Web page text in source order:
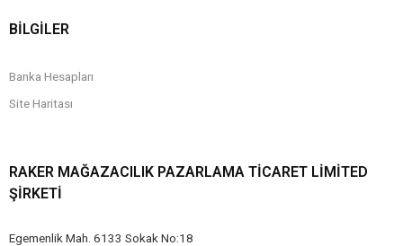
BİLGİLER
Banka Hesapları
Site Haritası
RAKER MAĞAZACILIK PAZARLAMA TICARET LIMITED
ŞIRKETI
Egemenlik Mah. 6133 Sokak No:18